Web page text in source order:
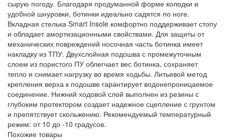
сырую погоду. Благодаря продуманной форме колодки и
удобной шнуровки, ботинки идеально садятся по ноге.
Вкладная стелька Smart Insole комфортно поддерживает стопу
и обладает амортизационными свойствами. Для защиты от
механических повреждений носочная часть ботинка имеет
накладку из ТПУ. Двухслойная подошва с промежуточным
слоем из пористого ПУ облегчает вес ботинка, сохраняет
тепло и снимает нагрузку во время ходьбы. Литьевой метод
крепления верха к подошве гарантирует водонепроницаемое
соединение. Нижний ходовой слой выполнен из резины с
глубоким протектором создает надежное сцепление с грунтом
и препятствует скольжению. Рекомендуемый температурный
режим: от 10 до -10 градусов.
Похожие товары